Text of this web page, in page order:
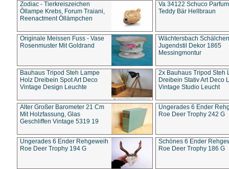
Zodiac - Tierkreiszeichen
Öllampe Krebs, Forum Traiani,
Reenactment Öllämpchen
Va 34122 Schuco
Teddy Bär Hellbraun
Originale Meissen Fuss - Vase
Rosenmuster Mit Goldrand
Wächtersbach Schälchen
Jugendstil Dekor 1865
Messingmontur
Bauhaus Tripod Steh Lampe
Holz Dreibein Spot Art Deco
Vintage Design Leuchte
2x Bauhaus Tripod Steh
Dreibein Stativ Art Deco
Vintage Studio Leucht
Alter Großer Barometer 21 Cm
Mit Holzfassung, Glas
Geschliffen Vintage 5319 19
Ungerades 6 Ender
Roe Deer Trophy 242 G
Ungerades 6 Ender Rehgeweih
Roe Deer Trophy 194 G
Schönes 6 Ender
Roe Deer Trophy 186 G